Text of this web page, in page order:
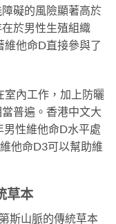
礙的風險顯著高於
於男性生殖組織
維他命D直接參與了
室內工作，加上防曬
普遍。香港中文大
性維他命D水平處
他命D3可以幫助維
草本
斯山脈的傳統草本